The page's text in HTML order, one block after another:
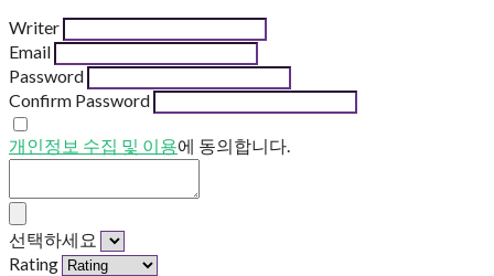
Writer
Email
Password
Confirm Password
개인정보 수집 및 이용에 동의합니다.
선택하세요
Rating